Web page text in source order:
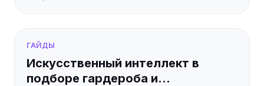
ГАЙДЫ
Искусственный интеллект в
подборе гардероба и